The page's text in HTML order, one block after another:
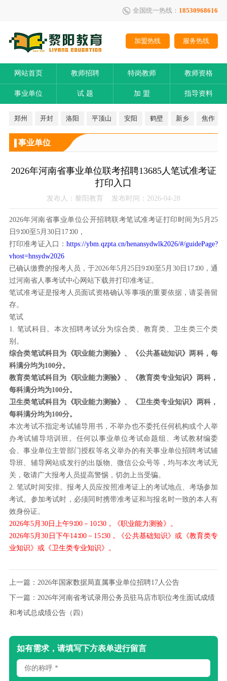
全国统一热线： 18530968616
加盟热线 服务热线
网站首页 教师招聘 特岗教师 教师资格
事业单位 试 题 加 盟 指导资料
郑州 开封 洛阳 平顶山 安阳 鹤壁 新乡 焦作
事业单位
2026年河南省事业单位联考招聘13685人笔试准考证
打印入口
发布人：黎阳教育 发布时间：2026-04-28
2026年河南省事业单位公开招聘联考笔试准考证打印时间为5月25
日9∶00至5月30日17∶00，
打印准考证入口：https://ybm.qzpta.cn/henansydwlk2026/#/guidePage?
vhost=hnsydw2026
已确认缴费的报考人员，于2026年5月25日9∶00至5月30日17∶00，通
过河南省人事考试中心网站下载并打印准考证。
笔试准考证是报考人员面试资格确认等事项的重要依据，请妥善留
存。
笔试
1. 笔试科目。本次招聘考试分为综合类、教育类、卫生类三个类
别。
综合类笔试科目为《职业能力测验》、《公共基础知识》两科，每
科满分均为100分。
教育类笔试科目为《职业能力测验》、《教育类专业知识》两科，
每科满分均为100分。
卫生类笔试科目为《职业能力测验》、《卫生类专业知识》两科，
每科满分均为100分。
本次考试不指定考试辅导用书，不举办也不委托任何机构或个人举
办考试辅导培训班。任何以事业单位考试命题组、考试教材编委
会、事业单位主管部门授权等名义举办的有关事业单位招聘考试辅
导班、辅导网站或发行的出版物、微信公众号等，均与本次考试无
关，敬请广大报考人员提高警惕，切勿上当受骗。
2. 笔试时间安排。报考人员应按照准考证上的考试地点、考场参加
考试。参加考试时，必须同时携带准考证和与报名时一致的本人有
效身份证。
2026年5月30日上午9∶00－10∶30，《职业能力测验》。
2026年5月30日下午14∶00－15∶30，《公共基础知识》或《教育类专
业知识》或《卫生类专业知识》。
上一篇： 2026年国家数据局直属事业单位招聘17人公告
下一篇： 2026年河南省考试录用公务员驻马店市职位考生面试成绩
和考试总成绩公告（四）
如有需求，请填写下方表单进行留言